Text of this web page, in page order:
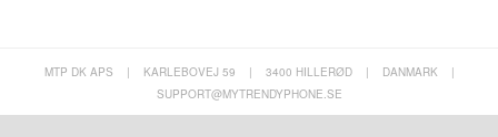
MTP DK APS | KARLEBOVEJ 59 | 3400 HILLERØD | DANMARK
|
SUPPORT@MYTRENDYPHONE.SE